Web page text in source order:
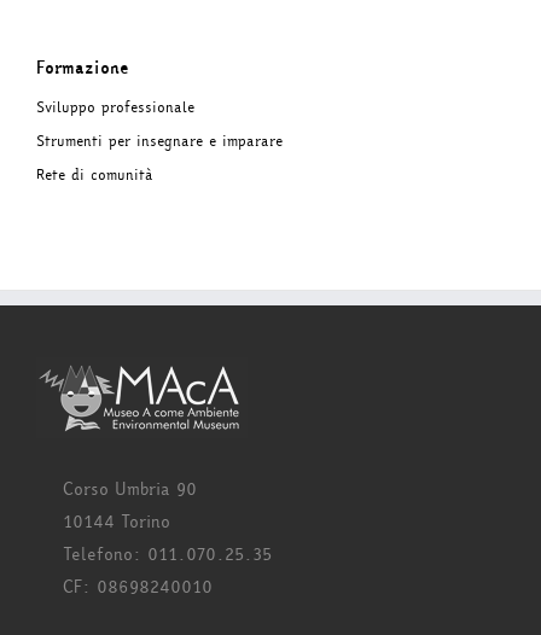
Formazione
Sviluppo professionale
Strumenti per insegnare e imparare
Rete di comunità
Corso Umbria 90
10144 Torino
Telefono: 011.070.25.35
CF: 08698240010